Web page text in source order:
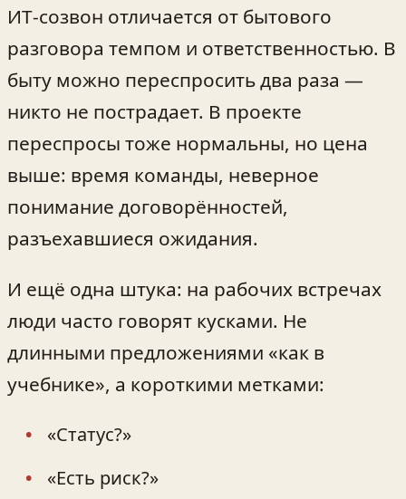
ИТ‑созвон отличается от бытового
разговора темпом и ответственностью. В
быту можно переспросить два раза —
никто не пострадает. В проекте
переспросы тоже нормальны, но цена
выше: время команды, неверное
понимание договорённостей,
разъехавшиеся ожидания.
И ещё одна штука: на рабочих встречах
люди часто говорят кусками. Не
длинными предложениями «как в
учебнике», а короткими метками:
«Статус?»
«Есть риск?»